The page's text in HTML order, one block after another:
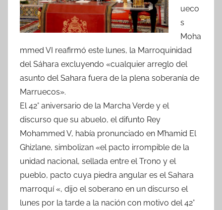
ueco
s
Moha
mmed VI reafirmó este lunes, la Marroquinidad
del Sáhara excluyendo «cualquier arreglo del
asunto del Sahara fuera de la plena soberanía de
Marruecos».
El 42° aniversario de la Marcha Verde y el
discurso que su abuelo, el difunto Rey
Mohammed V, había pronunciado en M’hamid El
Ghizlane, simbolizan «el pacto irrompible de la
unidad nacional, sellada entre el Trono y el
pueblo, pacto cuya piedra angular es el Sahara
marroquí «, dijo el soberano en un discurso el
lunes por la tarde a la nación con motivo del 42°